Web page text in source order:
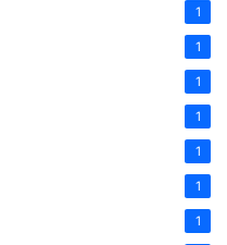
1
1
1
1
1
1
1